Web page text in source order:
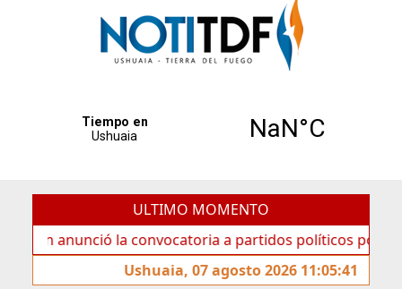
ULTIMO MOMENTO
anunció la convocatoria a partidos políticos por «ficha
Ushuaia, 07 agosto 2026 11:05:41